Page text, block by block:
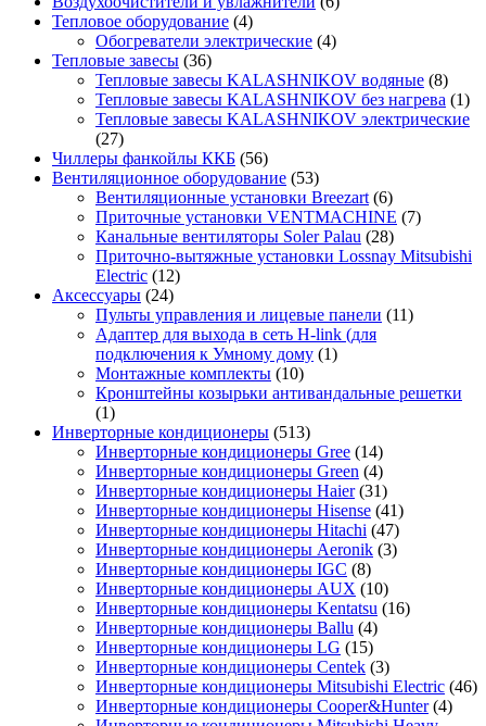
Тепловое оборудование (4)
Обогреватели электрические (4)
Тепловые завесы (36)
Тепловые завесы KALASHNIKOV водяные (8)
Тепловые завесы KALASHNIKOV без нагрева (1)
Тепловые завесы KALASHNIKOV электрические
(27)
Чиллеры фанкойлы ККБ (56)
Вентиляционное оборудование (53)
Вентиляционные установки Breezart (6)
Приточные установки VENTMACHINE (7)
Канальные вентиляторы Soler Palau (28)
Приточно-вытяжные установки Lossnay Mitsubishi
Electric (12)
Аксессуары (24)
Пульты управления и лицевые панели (11)
Адаптер для выхода в сеть H-link (для
подключения к Умному дому (1)
Монтажные комплекты (10)
Кронштейны козырьки антивандальные решетки
(1)
Инверторные кондиционеры (513)
Инверторные кондиционеры Gree (14)
Инверторные кондиционеры Green (4)
Инверторные кондиционеры Haier (31)
Инверторные кондиционеры Hisense (41)
Инверторные кондиционеры Hitachi (47)
Инверторные кондиционеры Aeronik (3)
Инверторные кондиционеры IGC (8)
Инверторные кондиционеры AUX (10)
Инверторные кондиционеры Kentatsu (16)
Инверторные кондиционеры Ballu (4)
Инверторные кондиционеры LG (15)
Инверторные кондиционеры Centek (3)
Инверторные кондиционеры Mitsubishi Electric (46)
Инверторные кондиционеры Cooper&Hunter (4)